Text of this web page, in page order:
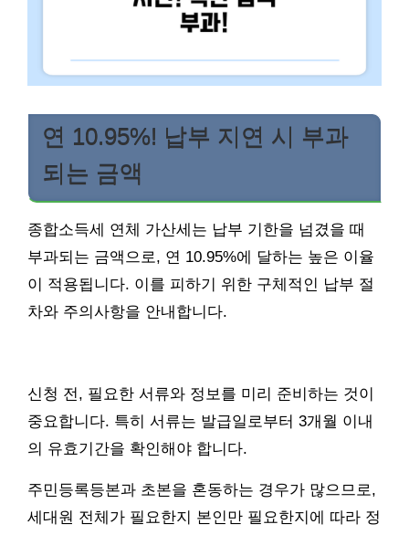
연 10.95%! 납부 지연 시 부과
되는 금액
종합소득세 연체 가산세는 납부 기한을 넘겼을 때
부과되는 금액으로, 연 10.95%에 달하는 높은 이율
이 적용됩니다. 이를 피하기 위한 구체적인 납부 절
차와 주의사항을 안내합니다.
신청 전, 필요한 서류와 정보를 미리 준비하는 것이
중요합니다. 특히 서류는 발급일로부터 3개월 이내
의 유효기간을 확인해야 합니다.
주민등록등본과 초본을 혼동하는 경우가 많으므로,
세대원 전체가 필요한지 본인만 필요한지에 따라 정